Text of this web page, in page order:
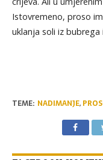
Istovremeno, proso
uklanja soli iz
TEME: NADIMANJE,